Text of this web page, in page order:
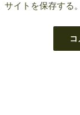
イトを保存する。